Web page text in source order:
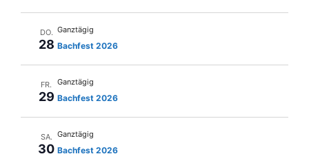
DO.
28
Ganztägig
Bachfest 2026
FR.
29
Ganztägig
Bachfest 2026
SA.
30
Ganztägig
Bachfest 2026